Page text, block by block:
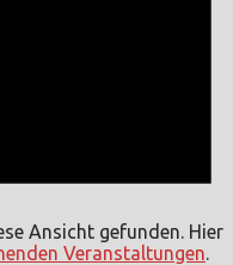
Ansicht gefunden. Hier
Veranstaltungen